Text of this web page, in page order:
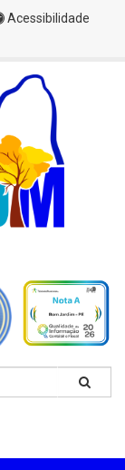
Acessibilidade